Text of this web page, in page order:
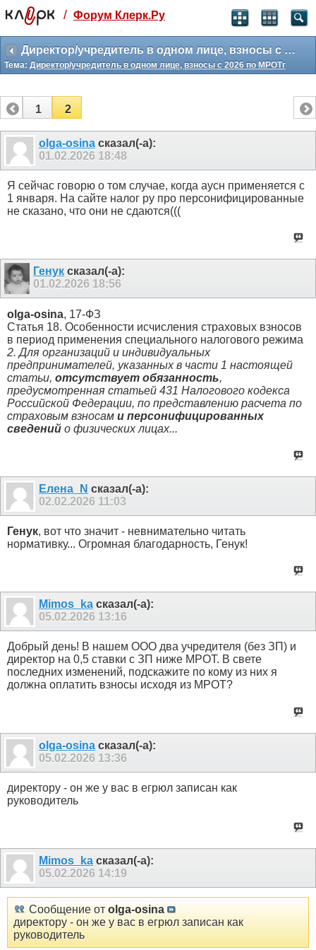
Святые угодники, Клерк без рекламы
прекрасен:)
месяц
3 месяца
259 ₽
-10%
полгода
499 ₽
-15%
Отмена Оплатить
/ Форум Клерк.Ру
Директор/учредитель в одном лице, взносы с 2026 по МРОТг
Тема: Директор/учредитель в одном лице, взносы с 2026 по МРОТг
1 2
olga-osina сказал(-а):
01.02.2026 18:48
Я сейчас говорю о том случае, когда аусн применяется с
1 января. На сайте налог ру про персонифицированные
не сказано, что они не сдаются(((
Генук сказал(-а):
01.02.2026 18:56
olga-osina, 17-ФЗ
Статья 18. Особенности исчисления страховых взносов
в период применения специального налогового режима
2. Для организаций и индивидуальных
предпринимателей, указанных в части 1 настоящей
статьи, отсутствует обязанность,
предусмотренная статьей 431 Налогового кодекса
Российской Федерации, по представлению расчета по
страховым взносам и персонифицированных
сведений о физических лицах...
Елена_N сказал(-а):
02.02.2026 11:03
Генук, вот что значит - невнимательно читать
нормативку... Огромная благодарность, Генук!
Mimos_ka сказал(-а):
05.02.2026 13:16
Добрый день! В нашем ООО два учредителя (без ЗП) и
директор на 0,5 ставки с ЗП ниже МРОТ. В свете
последних изменений, подскажите по кому из них я
должна оплатить взносы исходя из МРОТ?
olga-osina сказал(-а):
05.02.2026 13:36
директору - он же у вас в егрюл записан как
руководитель
Mimos_ka сказал(-а):
05.02.2026 14:19
Сообщение от olga-osina
директору - он же у вас в егрюл записан как
руководитель